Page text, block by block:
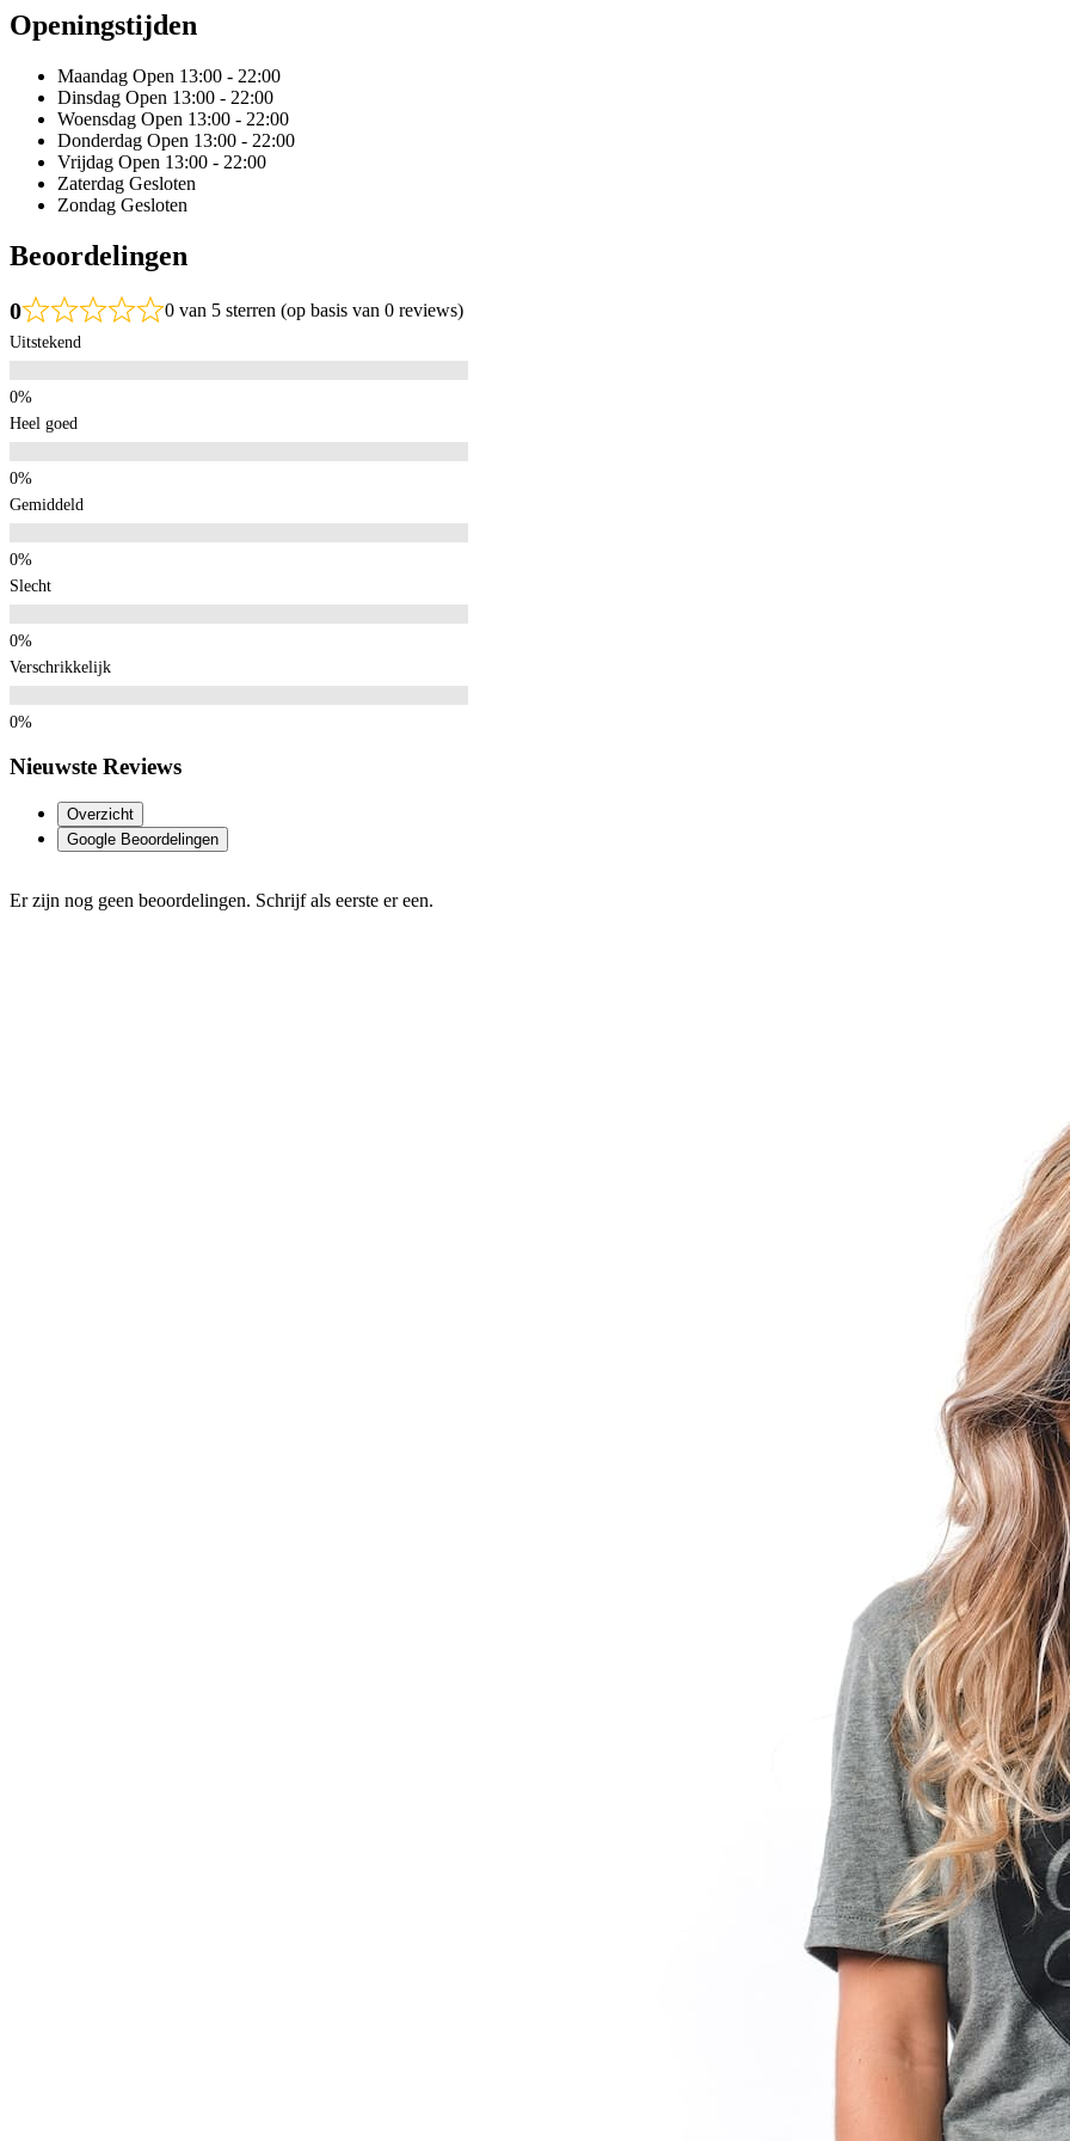
Openingstijden
Maandag Open 13:00 - 22:00
Dinsdag Open 13:00 - 22:00
Woensdag Open 13:00 - 22:00
Donderdag Open 13:00 - 22:00
Vrijdag Open 13:00 - 22:00
Zaterdag Gesloten
Zondag Gesloten
Beoordelingen
0 0 van 5 sterren (op basis van 0 reviews)
Uitstekend
Heel goed
Gemiddeld
Slecht
Verschrikkelijk
Nieuwste Reviews
Overzicht
Google Beoordelingen
Er zijn nog geen beoordelingen. Schrijf als eerste er een.